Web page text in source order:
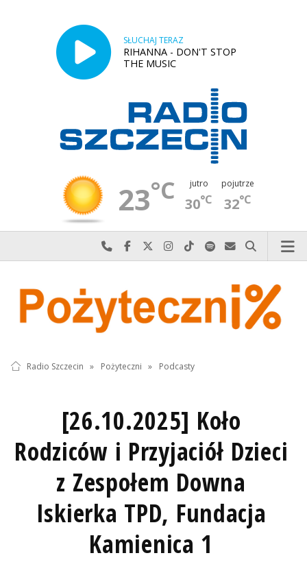
SŁUCHAJ TERAZ
RIHANNA - DON'T STOP
THE MUSIC
23°C jutro
30°C
pojutrze
32°C
Najlepiej po prostu do nas zadzwoń
Odwiedź nas na Facebook-u
Odwiedź nas na X
Odwiedź nas na Instagram-ie
Odwiedź nas na TikTok-u
Szukaj nas na Spotify
Wyślij do nas
Szukaj
Radio Szczecin » Pożyteczni » Podcasty
[26.10.2025] Koło
Rodziców i Przyjaciół Dzieci
z Zespołem Downa
Iskierka TPD, Fundacja
Kamienica 1